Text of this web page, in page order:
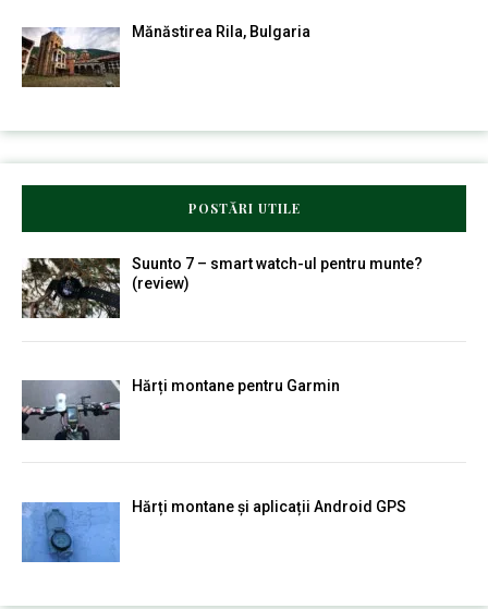
Mănăstirea Rila, Bulgaria
POSTĂRI UTILE
Suunto 7 – smart watch-ul pentru munte?
(review)
Hărți montane pentru Garmin
Hărți montane și aplicații Android GPS